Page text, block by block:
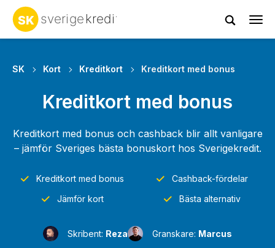
SK Kort Kreditkort Kreditkort med bonus
Kreditkort med bonus
Kreditkort med bonus och cashback blir allt vanligare
– jämför Sveriges bästa bonuskort hos Sverigekredit.
Kreditkort med bonus
Cashback-fördelar
Jämför kort
Bästa alternativ
Skribent: Reza Granskare: Marcus